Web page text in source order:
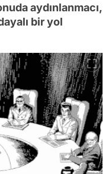
aydınlanmacı,
bir yol